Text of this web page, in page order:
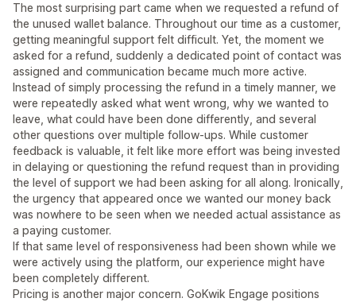
The most surprising part came when we requested a refund of
the unused wallet balance. Throughout our time as a customer,
getting meaningful support felt difficult. Yet, the moment we
asked for a refund, suddenly a dedicated point of contact was
assigned and communication became much more active.
Instead of simply processing the refund in a timely manner, we
were repeatedly asked what went wrong, why we wanted to
leave, what could have been done differently, and several
other questions over multiple follow-ups. While customer
feedback is valuable, it felt like more effort was being invested
in delaying or questioning the refund request than in providing
the level of support we had been asking for all along. Ironically,
the urgency that appeared once we wanted our money back
was nowhere to be seen when we needed actual assistance as
a paying customer.
If that same level of responsiveness had been shown while we
were actively using the platform, our experience might have
been completely different.
Pricing is another major concern. GoKwik Engage positions